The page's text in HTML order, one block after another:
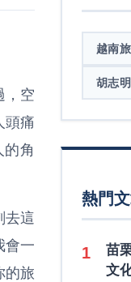
，空
頭痛
角
去這
會一
的旅
越南
胡志
熱門
1
苗
文